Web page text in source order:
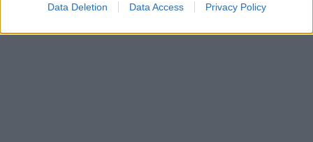
Data Deletion Data Access Privacy Policy
Baumhofstrasse 147